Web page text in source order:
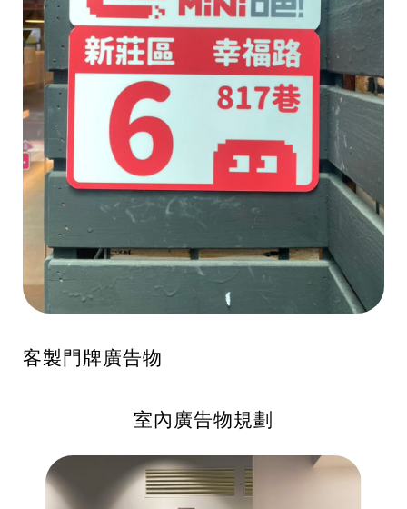
客製門牌廣告物
室內廣告物規劃